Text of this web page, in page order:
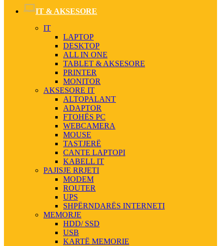
IT & AKSESORE
IT
LAPTOP
DESKTOP
ALL IN ONE
TABLET & AKSESORE
PRINTER
MONITOR
AKSESORE IT
ALTOPALANT
ADAPTOR
FTOHËS PC
WEBCAMERA
MOUSE
TASTJERË
CANTE LAPTOPI
KABELL IT
PAJISJE RRJETI
MODEM
ROUTER
UPS
SHPËRNDARËS INTERNETI
MEMORJE
HDD/ SSD
USB
KARTË MEMORIE